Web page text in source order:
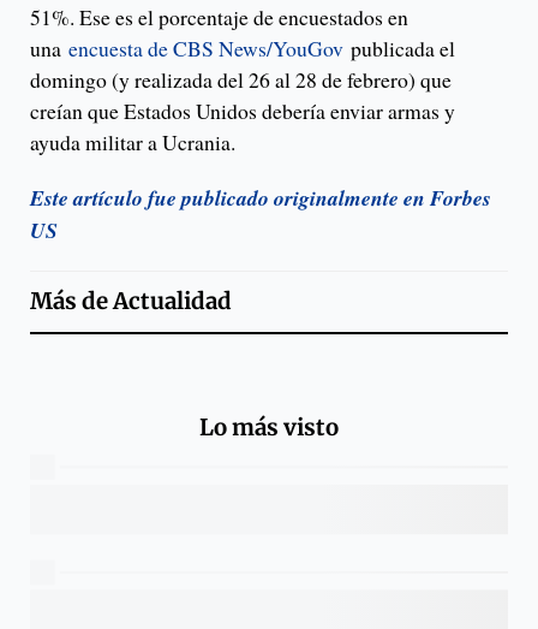
51%. Ese es el porcentaje de encuestados en
una encuesta de CBS News/YouGov publicada el
domingo (y realizada del 26 al 28 de febrero) que
creían que Estados Unidos debería enviar armas y
ayuda militar a Ucrania.
Este artículo fue publicado originalmente en Forbes
US
Más deActualidad
Lo más visto